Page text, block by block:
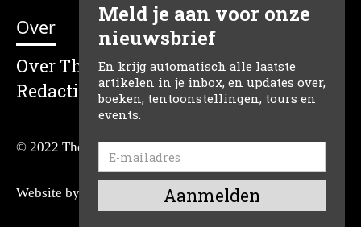
Meld je aan voor onze
nieuwsbrief
En krijg automatisch alle laatste
artikelen in je inbox, en updates over,
boeken, tentoonstellingen, tours en
events.
Over
Over The Dutch Historian
Redactie
© 2022 The Dutch Historian
Website by: Reclamefabriek